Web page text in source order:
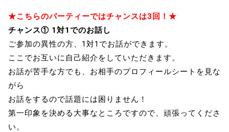
★こちらのパーティーではチャンスは3回！★
チャンス① 1対1でのお話し
ご参加の異性の方、1対1でお話ができます。
ここでお互いに自己紹介をしていただきます。
お話が苦手な方でも、お相手のプロフィールシートを見な
がら
お話をするので話題には困りません！
第一印象を決める大事なところですので、頑張ってくださ
い。